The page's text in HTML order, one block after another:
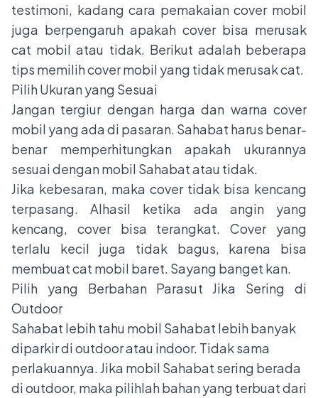
testimoni, kadang cara pemakaian cover mobil
juga berpengaruh apakah cover bisa merusak
cat mobil atau tidak. Berikut adalah beberapa
tips memilih cover mobil yang tidak merusak cat.
Pilih Ukuran yang Sesuai
Jangan tergiur dengan harga dan warna cover
mobil yang ada di pasaran. Sahabat harus benar-
benar memperhitungkan apakah ukurannya
sesuai dengan mobil Sahabat atau tidak.
Jika kebesaran, maka cover tidak bisa kencang
terpasang. Alhasil ketika ada angin yang
kencang, cover bisa terangkat. Cover yang
terlalu kecil juga tidak bagus, karena bisa
membuat cat mobil baret. Sayang banget kan.
Pilih yang Berbahan Parasut Jika Sering di
Outdoor
Sahabat lebih tahu mobil Sahabat lebih banyak
diparkir di outdoor atau indoor. Tidak sama
perlakuannya. Jika mobil Sahabat sering berada
di outdoor, maka pilihlah bahan yang terbuat dari